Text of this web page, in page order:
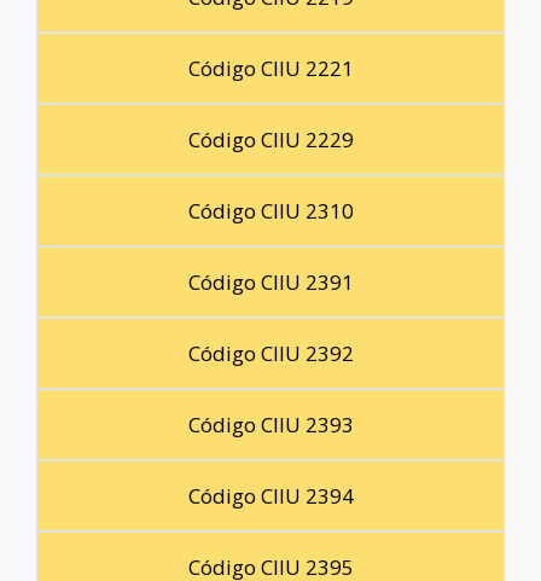
Código CIIU 2221
Código CIIU 2229
Código CIIU 2310
Código CIIU 2391
Código CIIU 2392
Código CIIU 2393
Código CIIU 2394
Código CIIU 2395